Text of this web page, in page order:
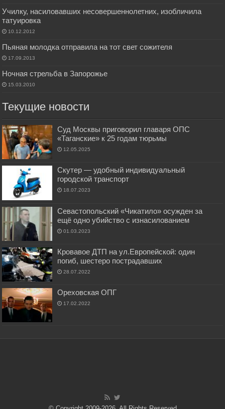
Училку, насиловавших несовершеннолетних, изобличила
татуировка
10.12.2012
Пьяная молодка отправила на тот свет сожителя
17.09.2013
Ночная стрельба в Запорожье
15.03.2010
Текущие новости
Суд Москвы приговорил главаря ОПС
«Таганские» к 25 годам тюрьмы
12.05.2025
Скутер — удобный индивидуальный
городской транспорт
18.07.2023
Севастопольский «Чикатило» осужден за
ещё одно убийство с изнасилованием
01.03.2023
Кровавое ДТП на ул.Европейской: один
погиб, шестеро пострадавших
28.07.2022
Ореховская ОПГ
17.02.2022